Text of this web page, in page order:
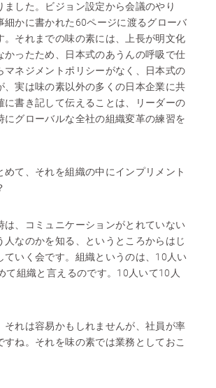
した。ビジョン設定から会議のやり
かに書かれた60ページに渡るグローバ
それまでの味の素には、上長が明文化
ったため、日本式のあうんの呼吸で仕
ネジメントポリシーがなく、日本式の
実は味の素以外の多くの日本企業に共
書き記して伝えることは、リーダーの
グローバルな全社の組織変革の練習を
て、それを組織の中にインプリメント
、コミュニケーションがとれていない
なのかを知る、というところからはじ
いく会です。組織というのは、10人い
て組織と言えるのです。10人いて10人
れは容易かもしれませんが、社員が率
ね。それを味の素では業務としておこ